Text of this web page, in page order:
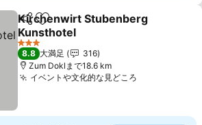
シェアお気に入りに追加
Kirchenwirt Stubenberg
Kunsthotel
料金を表示
3 ホテルのランク
8.8 大満足
316
Zum Doklまで18.6 km
イベントや文化的な見どころ